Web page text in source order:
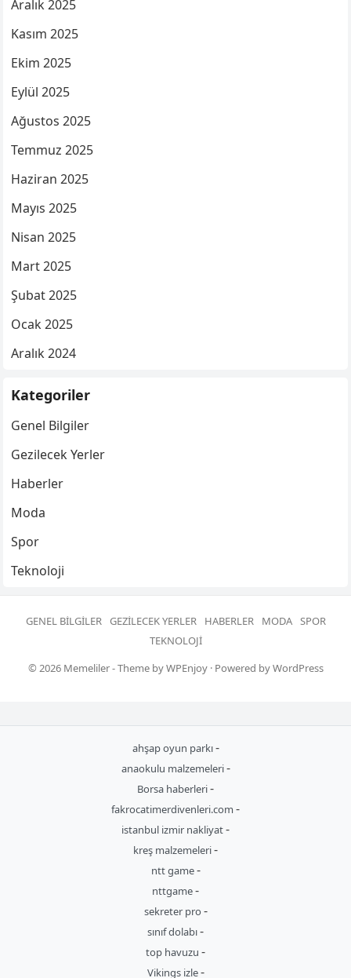
Aralık 2025
Kasım 2025
Ekim 2025
Eylül 2025
Ağustos 2025
Temmuz 2025
Haziran 2025
Mayıs 2025
Nisan 2025
Mart 2025
Şubat 2025
Ocak 2025
Aralık 2024
Kategoriler
Genel Bilgiler
Gezilecek Yerler
Haberler
Moda
Spor
Teknoloji
GENEL BILGILER GEZILECEK YERLER HABERLER MODA SPOR
TEKNOLOJI
© 2026 Memeliler- Theme byWPEnjoy· Powered byWordPress
ahşap oyun parkı-
anaokulu malzemeleri-
Borsa haberleri-
fakrocatimerdivenleri.com -
istanbul izmir nakliyat-
kreş malzemeleri-
ntt game-
nttgame-
sekreter pro -
sınıf dolabı-
top havuzu -
Vikings izle-